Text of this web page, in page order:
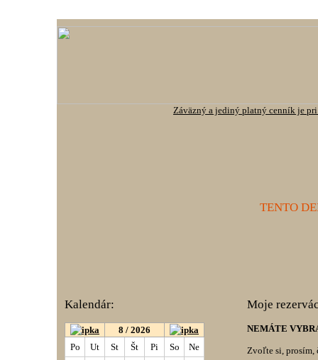
Záväzný a jediný platný cenník je
TENTO
Kalendár:
8 / 2026
Po
Ut St Št Pi So
Ne
Moje
NEMÁTE
Zvoľte si, prosím,